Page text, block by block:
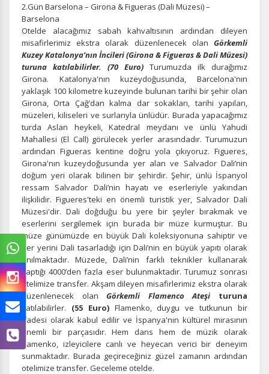
2.Gün Barselona – Girona & Figueras (Dali Müzesi) –
Barselona
Otelde alacağımız sabah kahvaltısının ardından dileyen
misafirlerimiz ekstra olarak düzenlenecek olan Görkemli
Kuzey Katalonya’nın İncileri (Girona & Figueras & Dali Müzesi)
turuna katılabilirler. (70 Euro) Turumuzda ilk durağımız
Girona. Katalonya'nın kuzeydoğusunda, Barcelona'nın
yaklaşık 100 kilometre kuzeyinde bulunan tarihi bir şehir olan
Girona, Orta Çağ’dan kalma dar sokakları, tarihi yapıları,
müzeleri, kiliseleri ve surlarıyla ünlüdür. Burada yapacağımız
turda Aslan heykeli, Katedral meydanı ve ünlü Yahudi
Mahallesi (El Call) görülecek yerler arasındadır. Turumuzun
ardından Figueras kentine doğru yola çıkıyoruz. Figueres,
Girona'nın kuzeydoğusunda yer alan ve Salvador Dali’nin
doğum yeri olarak bilinen bir şehirdir. Şehir, ünlü İspanyol
ressam Salvador Dali’nin hayatı ve eserleriyle yakından
ilişkilidir. Figueres'teki en önemli turistik yer, Salvador Dali
Müzesi'dir. Dali doğduğu bu yere bir şeyler bırakmak ve
eserlerini sergilemek için burada bir müze kurmuştur. Bu
müze günümüzde en büyük Dali koleksiyonuna sahiptir ve
her yerini Dali tasarladığı için Dali’nin en büyük yapıtı olarak
anılmaktadır. Müzede, Dali’nin farklı teknikler kullanarak
yaptığı 4000’den fazla eser bulunmaktadır. Turumuz sonrası
otelimize transfer. Akşam dileyen misafirlerimiz ekstra olarak
düzenlenecek olanGörkemli Flamenco Ateşi turuna
katılabilirler. (55 Euro) Flamenko, duygu ve tutkunun bir
ifadesi olarak kabul edilir ve İspanya'nın kültürel mirasının
önemli bir parçasıdır. Hem dans hem de müzik olarak
flamenko, izleyicilere canlı ve heyecan verici bir deneyim
sunmaktadır. Burada geçireceğiniz güzel zamanın ardından
otelimize transfer. Geceleme otelde.